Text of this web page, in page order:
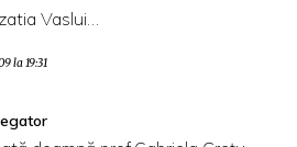
Vaslui…
la 19:31